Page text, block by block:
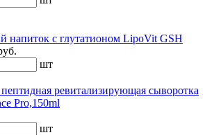
напиток с глутатионом LipoVit GSH
шт
ревитализирующая сыворотка
Pro,150ml
шт